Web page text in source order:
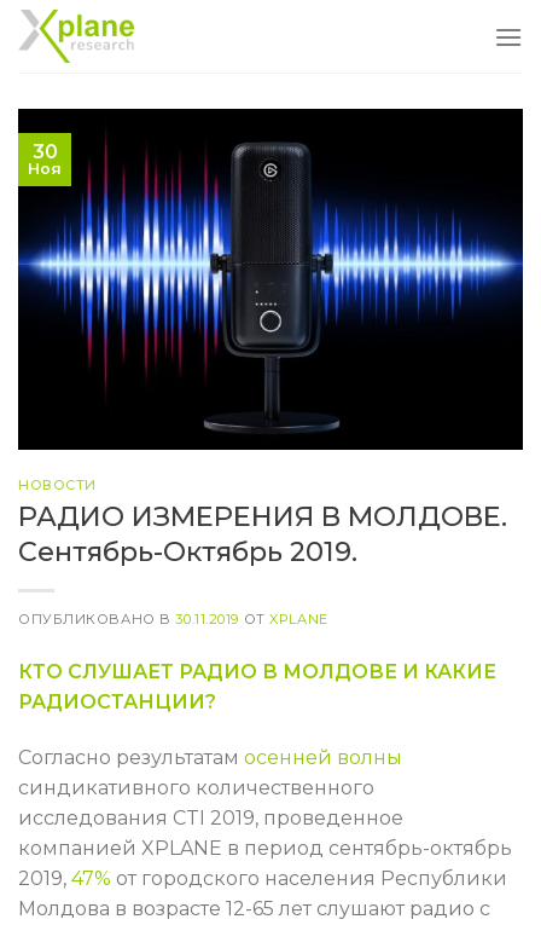
Skip
to
30
Ноя
НОВОСТИ
РАДИО ИЗМЕРЕНИЯ В МОЛДОВЕ.
Сентябрь-Октябрь 2019.
ОПУБЛИКОВАНО В30.11.2019 ОТXPLANE
КТО СЛУШАЕТ РАДИО В МОЛДОВЕ И КАКИЕ
РАДИОСТАНЦИИ?
Согласно результатам осенней волны
синдикативного количественного
исследования CTI 2019, проведенное
компанией XPLANE в период сентябрь-октябрь
2019, 47% от городского населения Республики
Молдова в возрасте 12-65 лет слушают радио с